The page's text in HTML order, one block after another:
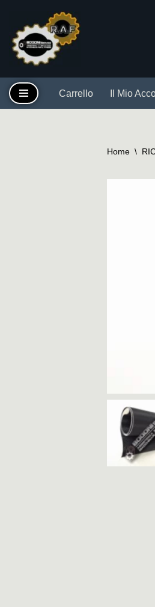
Vai
al
contenuto
Carrello Il Mio
Home \